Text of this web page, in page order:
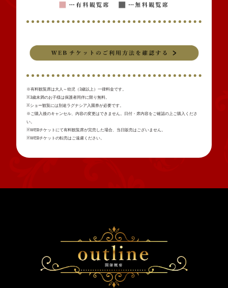
※有料観覧席は大人～幼児（3歳以上）一律料金です。
※3歳未満のお子様は保護者同伴に限り無料。
※ショー観覧には別途ラグナシア入園券が必要です。
※ご購入後のキャンセル、内容の変更はできません。日付・席内容をご確認の上ご購入くださ
い。
※WEBチケットにて有料観覧席が完売した場合、当日販売はございません。
※WEBチケットの転売はご遠慮ください。